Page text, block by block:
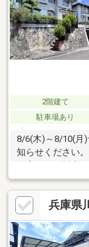
2階建て
駐車場あり
8/6(木)～8/10(月
知らせください
除工事、クリー
施工後5年間保証
をご提案。住宅
い。【周辺施設
分）・ローソン
400ｍ（徒歩5分
兵庫県